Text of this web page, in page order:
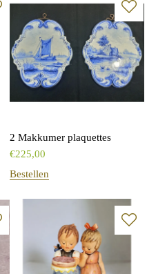
2 Makkumer plaquettes
€225,00
Bestellen